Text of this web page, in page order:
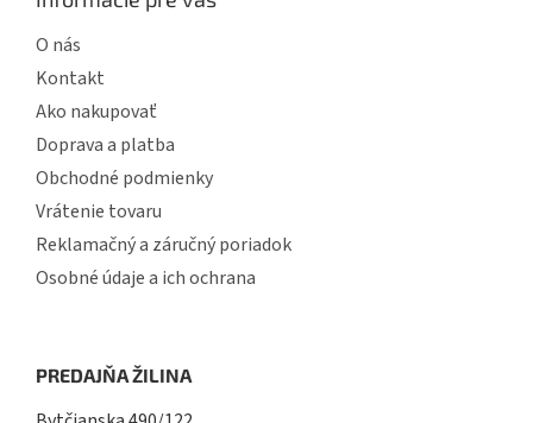
O nás
Kontakt
Ako nakupovať
Doprava a platba
Obchodné podmienky
Vrátenie tovaru
Reklamačný a záručný poriadok
Osobné údaje a ich ochrana
PREDAJŇA ŽILINA